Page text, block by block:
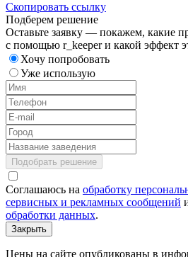
Скопировать ссылку
Подберем решение
Оставьте заявку — покажем, какие
с помощью r_keeper и какой эффект
Хочу попробовать
Уже использую
Подобрать решение
Соглашаюсь на обработку
сервисных и рекламных сообщений
обработки данных.
Закрыть
Цены на сайте опубликованы в